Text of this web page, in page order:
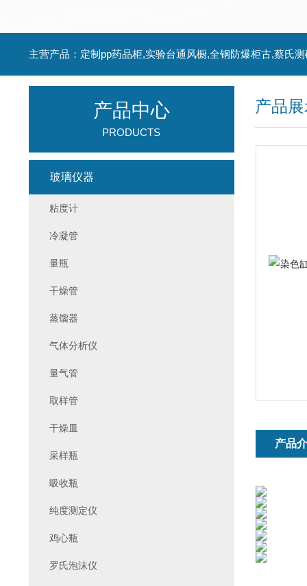
主营产品：定制pp药品柜,实验台通风橱,全钢防爆柜古,蔡氏
产品
产品
产品中心
PRODUCTS
玻璃仪器
粘度计
冷凝管
量瓶
干燥管
蒸馏器
气体分析仪
量气管
取样管
干燥皿
采样瓶
吸收瓶
纯度测定仪
鸡心瓶
罗氏泡沫仪